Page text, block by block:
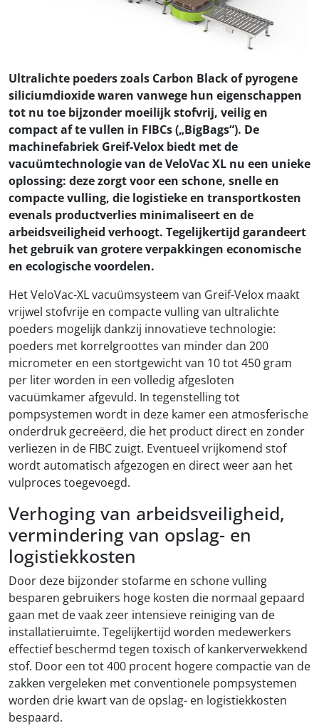
Ultralichte poeders zoals Carbon Black of pyrogene
siliciumdioxide waren vanwege hun eigenschappen
tot nu toe bijzonder moeilijk stofvrij, veilig en
compact af te vullen in FIBCs („BigBags“). De
machinefabriek Greif-Velox biedt met de
vacuümtechnologie van de VeloVac XL nu een unieke
oplossing: deze zorgt voor een schone, snelle en
compacte vulling, die logistieke en transportkosten
evenals productverlies minimaliseert en de
arbeidsveiligheid verhoogt. Tegelijkertijd garandeert
het gebruik van grotere verpakkingen economische
en ecologische voordelen.
Het VeloVac-XL vacuümsysteem van Greif-Velox maakt
vrijwel stofvrije en compacte vulling van ultralichte
poeders mogelijk dankzij innovatieve technologie:
poeders met korrelgroottes van minder dan 200
micrometer en een stortgewicht van 10 tot 450 gram
per liter worden in een volledig afgesloten
vacuümkamer afgevuld. In tegenstelling tot
pompsystemen wordt in deze kamer een atmosferische
onderdruk gecreëerd, die het product direct en zonder
verliezen in de FIBC zuigt. Eventueel vrijkomend stof
wordt automatisch afgezogen en direct weer aan het
vulproces toegevoegd.
Verhoging van arbeidsveiligheid,
vermindering van opslag- en
logistiekkosten
Door deze bijzonder stofarme en schone vulling
besparen gebruikers hoge kosten die normaal gepaard
gaan met de vaak zeer intensieve reiniging van de
installatieruimte. Tegelijkertijd worden medewerkers
effectief beschermd tegen toxisch of kankerverwekkend
stof. Door een tot 400 procent hogere compactie van de
zakken vergeleken met conventionele pompsystemen
worden drie kwart van de opslag- en logistiekkosten
bespaard.